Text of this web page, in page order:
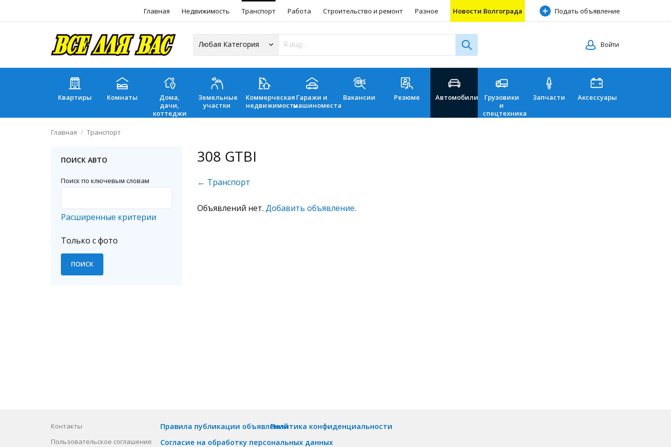
Главная Недвижимость Транспорт Работа Строительство и ремонт Разное Новости Волгограда Подать объявление
Войти
Квартиры Комнаты
Дома,
дачи,
коттеджи
Земельные
участки
Коммерческая
недвижимость
Гаражи и
машиноместа
Вакансии Резюме Автомобили
Грузовики
и
спецтехника
Запчасти Аксессуары
Главная Транспорт
ПОИСК АВТО
Поиск по ключевым словам
Расширенные критерии
Только с фото
308 GTBI
← Транспорт
Объявлений нет. Добавить объявление.
Контакты
Пользовательское соглашение
Правила публикации объявлений
Согласие на обработку персональных данных
Политика конфиденциальности